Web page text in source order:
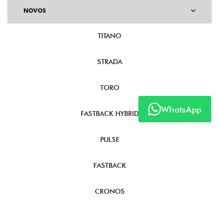
WhatsApp
NOVOS
TITANO
STRADA
TORO
FASTBACK HYBRID
PULSE
FASTBACK
CRONOS